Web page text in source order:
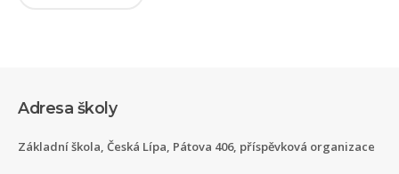
Adresa školy
Základní škola, Česká Lípa, Pátova 406, příspěvková organizace